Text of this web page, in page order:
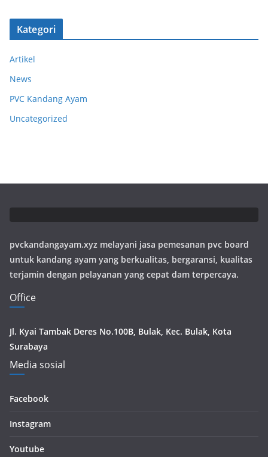
Kategori
Artikel
News
PVC Kandang Ayam
Uncategorized
pvckandangayam.xyz melayani jasa pemesanan pvc board
untuk kandang ayam yang berkualitas, bergaransi, kualitas
terjamin dengan pelayanan yang cepat dam terpercaya.
Office
Jl. Kyai Tambak Deres No.100B, Bulak, Kec. Bulak, Kota
Surabaya
Media sosial
Facebook
Instagram
Youtube